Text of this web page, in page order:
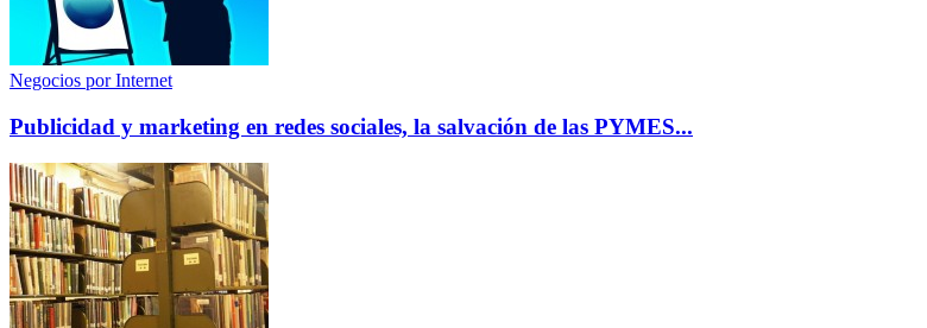
Negocios por Internet
Publicidad y marketing en redes sociales, la salvación de las PYMES...